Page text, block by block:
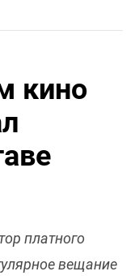
кино
платного
вещание